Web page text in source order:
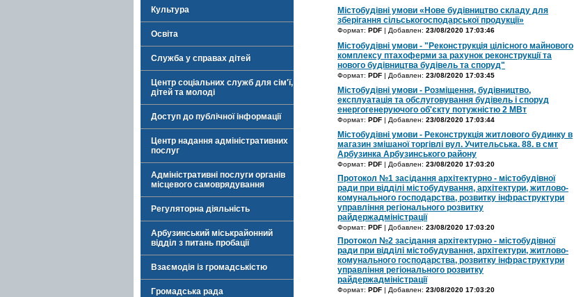
Культура
Освіта
Служба у справах дітей
Центр соціальних служб для сім'ї,
дітей та молоді
Доступ до публічної інформації
Центр надання адміністративних
послуг
Адміністративні послуги органів
місцевого самоврядування
Регуляторна діяльність
Арбузинський міськрайонний
відділ з питань пробації
Взаємодія із громадськістю
Громадська рада
Містобудівні умови «Нове будівництво складу для
зберігання сільськогосподарської продукції»
Формат: PDF | Добавлен: 23/08/2020 17:03:46
Містобудівні умови - "Реконструкція цілісного майнового
комплексу птахоферми за рахунок реконструкції та
нового будівництва будівель та споруд"
Формат: PDF | Добавлен: 23/08/2020 17:03:45
Містобудівні умови - Розміщення, будівництво,
експлуатація та обслуговування будівель і споруд
енергогенеруючого об'єкту потужністю 2 МВт
Формат: PDF | Добавлен: 23/08/2020 17:03:44
Містобудівні умови - Реконструкція житлового будинку в
магазин змішаної торгівлі вул. Учительська. 88. в смт
Арбузинка Арбузинського району
Формат: PDF | Добавлен: 23/08/2020 17:03:20
Протокол №1 засідання архітектурно - містобудівної
ради при відділі містобудування, архітектури, житлово-
комунального господарства, розвитку інфраструктури
управління регіонального розвитку
райдержадміністрації
Формат: PDF | Добавлен: 23/08/2020 17:03:20
Протокол №2 засідання архітектурно - містобудівної
ради при відділі містобудування, архітектури, житлово-
комунального господарства, розвитку інфраструктури
управління регіонального розвитку
райдержадміністрації
Формат: PDF | Добавлен: 23/08/2020 17:03:20